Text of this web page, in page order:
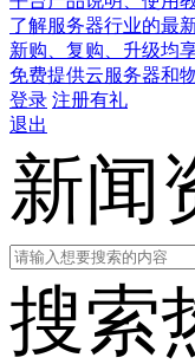
了解服务器行业的最
新购、复购、升级均
免费提供云服务器和
登录 注册有礼
退出
新闻
搜索